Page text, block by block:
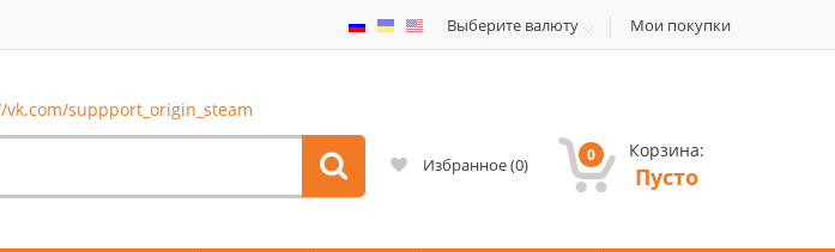
Выберите валюту Мои покупки
vk.com/suppport_origin_steam
Избранное(0) 0 Корзина:
Пусто